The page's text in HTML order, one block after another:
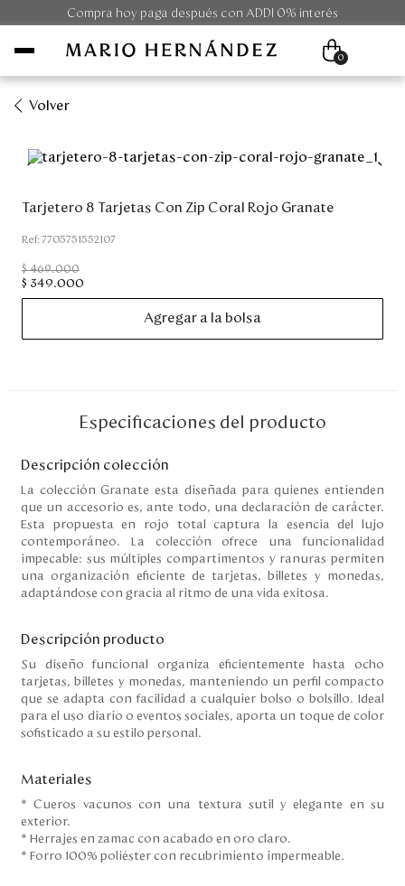
Compra hoy paga después con ADDI 0% interés
Unisex
Viaje
Mi cuenta
Blog
Servicio al cliente
Colombia
Costa Rica
Panamá
0
Volver
Tarjetero 8 Tarjetas Con Zip Coral Rojo Granate
:7705751552107
$ 469.000
$ 349.000
Agregar a la bolsa
Especificaciones del producto
Descripción colección
La colección Granate esta diseñada para quienes entienden
que un accesorio es, ante todo, una declaración de carácter.
Esta propuesta en rojo total captura la esencia del lujo
contemporáneo. La colección ofrece una funcionalidad
impecable: sus múltiples compartimentos y ranuras permiten
una organización eficiente de tarjetas, billetes y monedas,
adaptándose con gracia al ritmo de una vida exitosa.
Descripción producto
Su diseño funcional organiza eficientemente hasta ocho
tarjetas, billetes y monedas, manteniendo un perfil compacto
que se adapta con facilidad a cualquier bolso o bolsillo. Ideal
para el uso diario o eventos sociales, aporta un toque de color
sofisticado a su estilo personal.
Materiales
* Cueros vacunos con una textura sutil y elegante en su
exterior.
* Herrajes en zamac con acabado en oro claro.
* Forro 100% poliéster con recubrimiento impermeable.